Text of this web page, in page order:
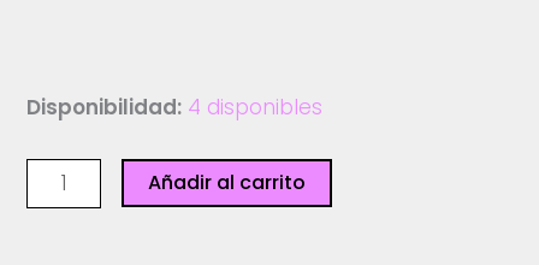
Disponibilidad: 4 disponibles
guardador
Añadir al carrito